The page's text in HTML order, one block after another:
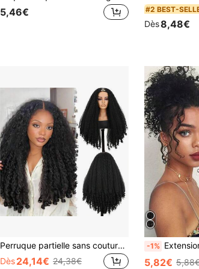
5,46€ #2 BEST-
Dès8,48€
Perruque partielle sans couture en V pour femmes, cheveux bouclés et lisses avec des extrémités bouclées, perruque synthétique mi-tête
Dès24,14€ 24,38€
-1% Extensions de chignon synthétiques pour
5,82€